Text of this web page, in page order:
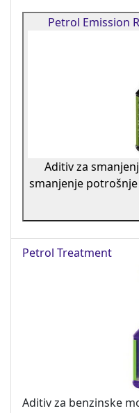
Petrol Emission
Aditiv za
smanjenje
Petrol Treatment
Aditiv za benzinske